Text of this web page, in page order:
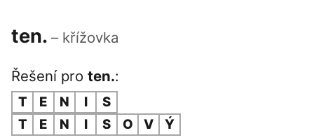
ten. – křížovka
Řešení pro ten.:
T E N I
S
T
E N I S O V Ý